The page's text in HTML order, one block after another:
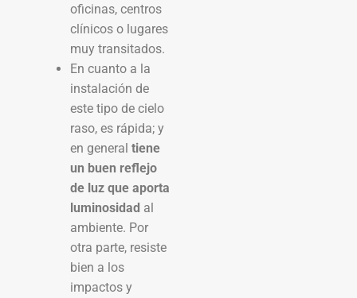
oficinas, centros
clínicos o lugares
muy transitados.
En cuanto a la
instalación de
este tipo de cielo
raso, es rápida; y
en general tiene
un buen reflejo
de luz que aporta
luminosidad al
ambiente. Por
otra parte, resiste
bien a los
impactos y